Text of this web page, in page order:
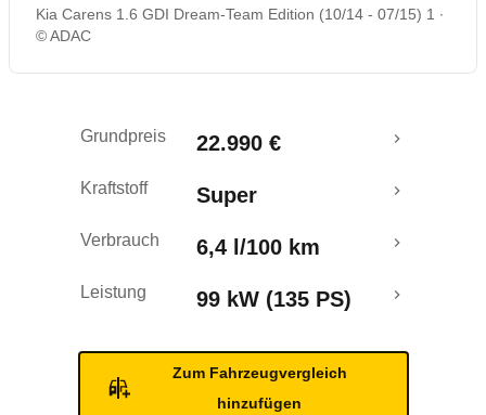
Rückrufe & Mängel
Kia Carens 1.6 GDI Dream-Team Edition (10/14 - 07/15) 1
© ADAC
Grundpreis 22.990 €
Kraftstoff Super
Verbrauch 6,4 l/100 km
Leistung 99 kW (135 PS)
Zum Fahrzeugvergleich
hinzufügen